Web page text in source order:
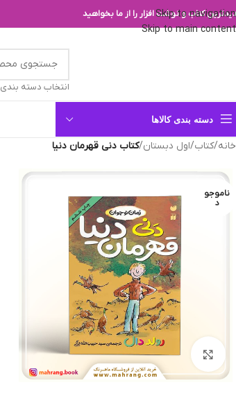
Skip to navigation
Skip to main content
کتاب و نوشت افزار را از ما بخواهید
انتخاب دسته بندی
دسته بندی کالاها
خانه/کتاب/اول دبستان/کتاب دنی قهرمان دنیا
ناموجو
د
بزرگنمایی تصویر